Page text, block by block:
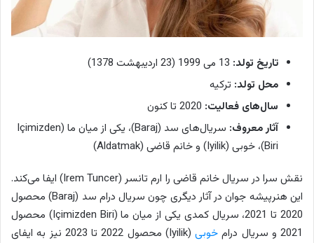
تاریخ تولد:
محل تولد: ترکیه
سال‌های فعالیت:
آثار معروف:
سریال‌های سد (Baraj)، یکی از میان ما (Içimizden
Biri)، خوبی (Iyilik) و خانم قاضی (Aldatmak)
نقش سرا در سریال خانم قاضی را ارم تانسر (Irem Tuncer) ایفا می‌کند.
این هنرپیشه جوان در آثار دیگری چون سریال درام سد (Baraj) محصول
2020 تا 2021، سریال کمدی یکی از میان ما (Içimizden Biri) محصول
2021 و سریال درام
خوبی
(Iyilik) محصول 2022 تا 2023 نیز به ایفای